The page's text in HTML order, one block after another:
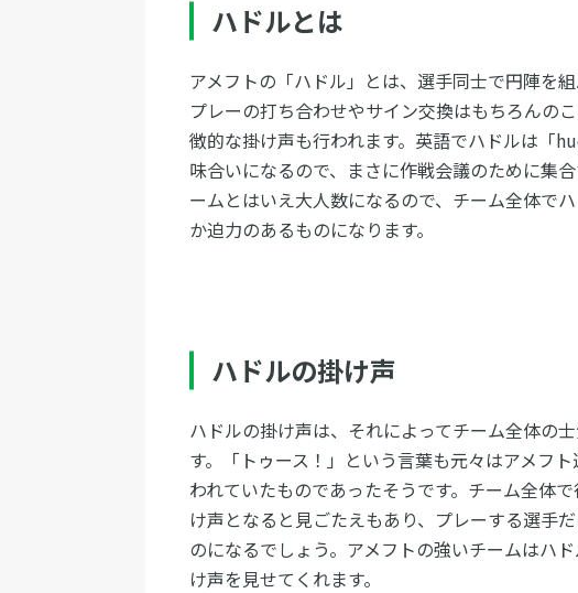
ハドルとは
アメフトの「ハドル」とは、選手同士で円陣を
プレーの打ち合わせやサイン交換はもちろんの
徴的な掛け声も行われます。英語でハドルは「
味合いになるので、まさに作戦会議のために集
ームとはいえ大人数になるので、チーム全体で
か迫力のあるものになります。
ハドルの掛け声
ハドルの掛け声は、それによってチーム全体の
す。「トゥース！」という言葉も元々はアメフ
われていたものであったそうです。チーム全体
け声となると見ごたえもあり、プレーする選手
のになるでしょう。アメフトの強いチームはハ
け声を見せてくれます。